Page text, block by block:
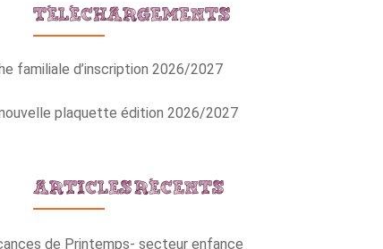
TÉLÉCHARGEMENTS
familiale d’inscription 2026/2027
plaquette édition 2026/2027
ARTICLES RÉCENTS
de Printemps- secteur enfance